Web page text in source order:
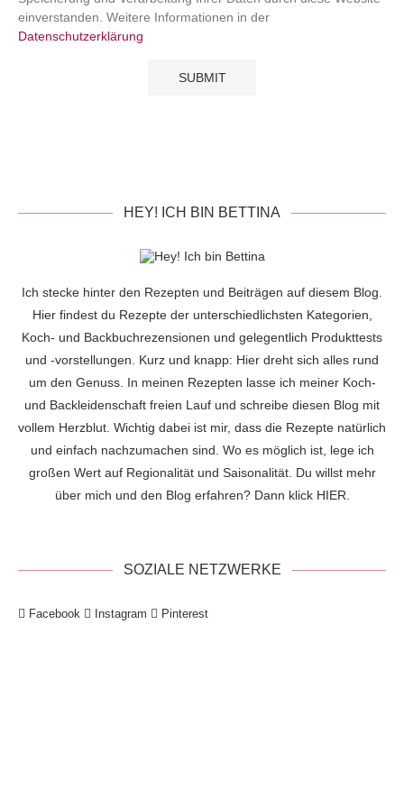
einverstanden. Weitere Informationen in der
Datenschutzerklärung
HEY! ICH BIN BETTINA
Ich stecke hinter den Rezepten und Beiträgen auf diesem Blog.
Hier findest du Rezepte der unterschiedlichsten Kategorien,
Koch- und Backbuchrezensionen und gelegentlich Produkttests
und -vorstellungen. Kurz und knapp: Hier dreht sich alles rund
um den Genuss. In meinen Rezepten lasse ich meiner Koch-
und Backleidenschaft freien Lauf und schreibe diesen Blog mit
vollem Herzblut. Wichtig dabei ist mir, dass die Rezepte natürlich
und einfach nachzumachen sind. Wo es möglich ist, lege ich
großen Wert auf Regionalität und Saisonalität. Du willst mehr
über mich und den Blog erfahren? Dann klick HIER
SOZIALE NETZWERKE
Facebook Instagram Pinterest